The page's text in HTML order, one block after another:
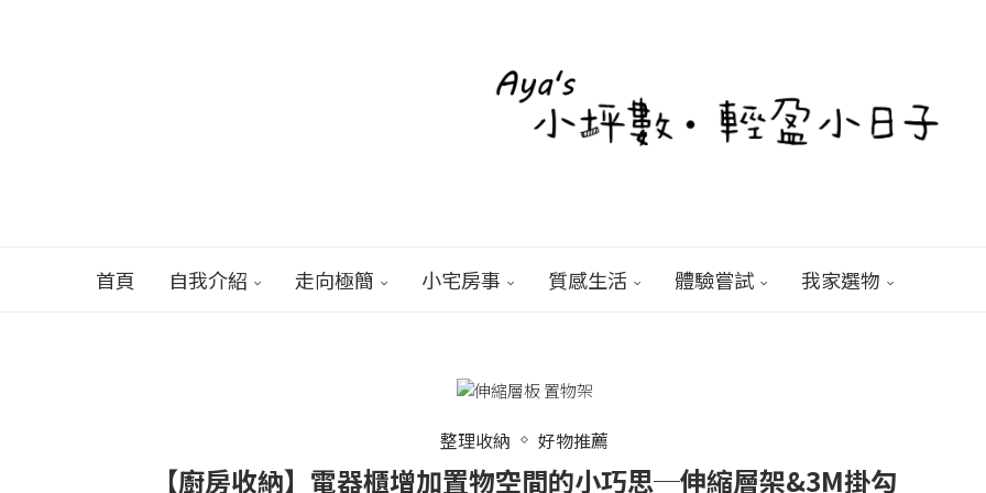
首頁 自我介紹 走向極簡 小宅房事 質感生活 體驗嘗試 我家選物
整理收納 好物推薦
【廚房收納】電器櫃增加置物空間的小巧思─伸縮層架&3M掛勾